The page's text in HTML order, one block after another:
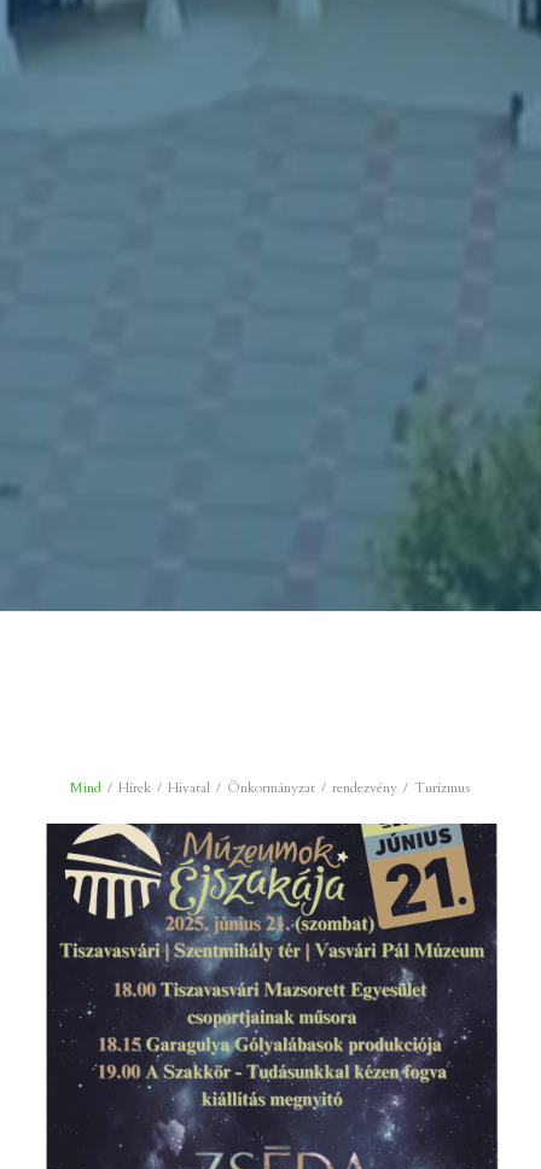
Mind / Hírek / Hivatal / Önkormányzat / rendezvény / Turizmus